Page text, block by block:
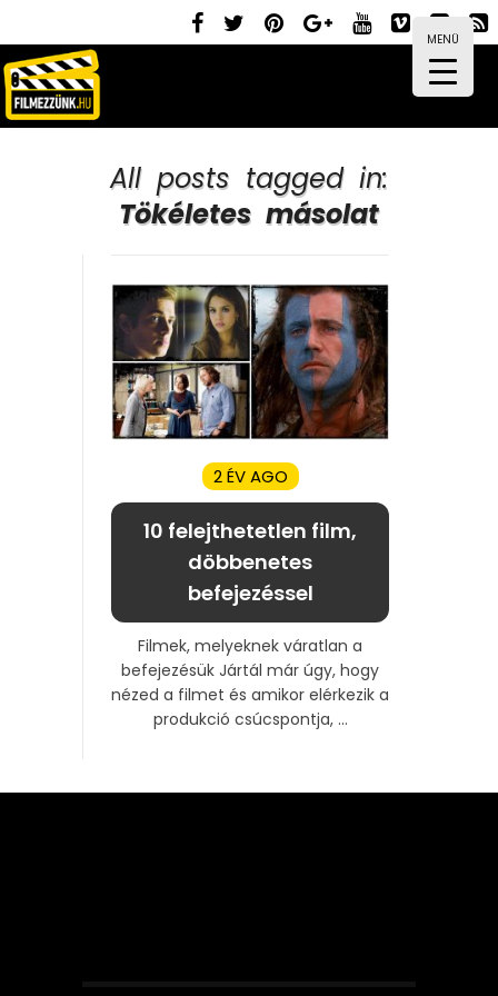
MENÜ
All posts tagged in:
Tökéletes másolat
2 ÉV AGO
10 felejthetetlen film,
döbbenetes
befejezéssel
Filmek, melyeknek váratlan a
befejezésük Jártál már úgy, hogy
nézed a filmet és amikor elérkezik a
produkció csúcspontja, ...